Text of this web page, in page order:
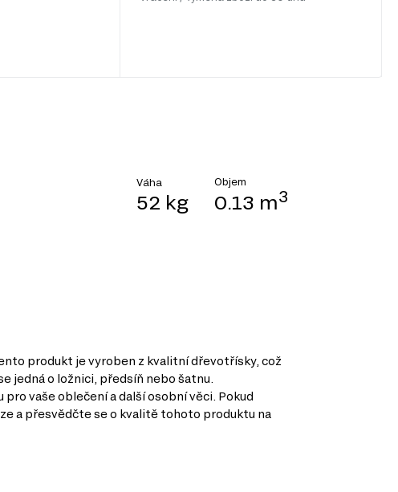
Váha
52 kg
Objem
0.13 m3
produkt je vyroben z kvalitní dřevotřísky, což
jedná o ložnici, předsíň nebo šatnu.
vaše oblečení a další osobní věci. Pokud
a přesvědčte se o kvalitě tohoto produktu na